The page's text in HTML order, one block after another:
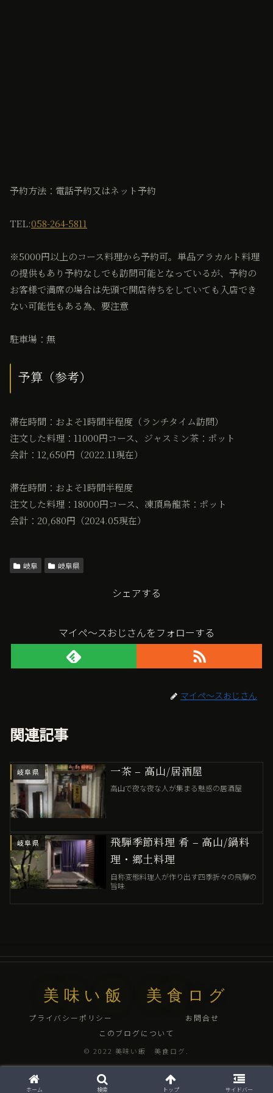
予約方法：電話予約又はネット予約
TEL:058-264-5811
※5000円以上のコース料理から予約可。単品アラカルト料理
の提供もあり予約なしでも訪問可能となっているが、予約の
お客様で満席の場合は先頭で開店待ちをしていても入店でき
ない可能性もある為、要注意
駐車場：無
予算（参考）
滞在時間：およそ1時間半程度（ランチタイム訪問）
注文した料理：11000円コース、ジャスミン茶：ポット
会計：12,650円（2022.11現在）
滞在時間：およそ1時間半程度
注文した料理：18000円コース、凍頂烏龍茶：ポット
会計：20,680円（2024.05現在）
岐阜 岐阜県
シェアする
マイペ〜スおじさんをフォローする
マイペ〜スおじさん
関連記事
岐阜県 一茶 – 高山/居酒屋
高山で夜な夜な人が集まる魅惑の居酒屋
岐阜県
飛騨季節料理 肴 – 高山/鍋料
理・郷土料理
自称変態料理人が作り出す四季折々の飛騨の
旨味
美味い飯 美食ログ
プライバシーポリシー
お問合せ
このブログについて
© 2022 美味い飯 美食ログ.
ホーム 検索 トップ サイドバー